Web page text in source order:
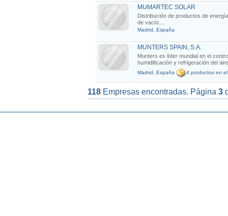
MUMARTEC SOLAR
Distribución de productos de
de vacío....
Madrid, España
MUNTERS SPAIN, S.A.
Munters es líder mundial en el
humidificación y refrigeración del
Madrid, España 4 productos en
118 Empresas encontradas. Página 3